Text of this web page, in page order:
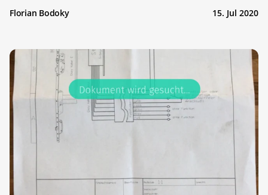
Florian Bodoky 15. Jul 2020